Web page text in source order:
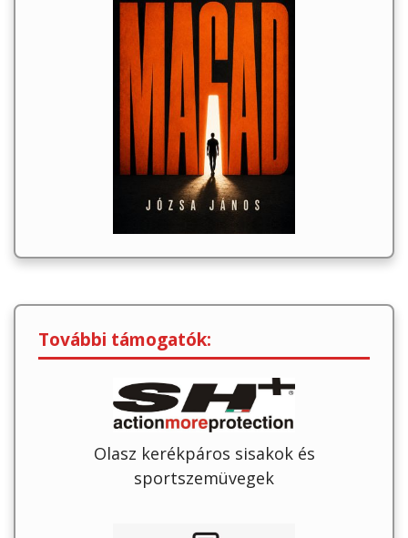
További támogatók:
Olasz kerékpáros sisakok és
sportszemüvegek